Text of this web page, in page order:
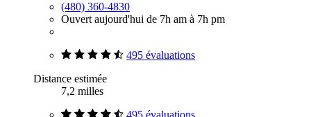
(480) 360-4830
Ouvert aujourd'hui de 7h am à 7h pm
495 évaluations
Distance estimée
7,2 milles
495 évaluations